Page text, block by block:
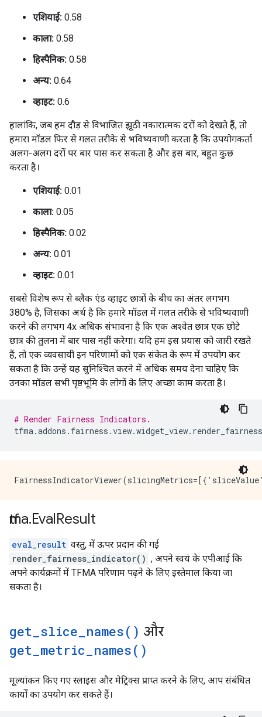
एशियाई: 0.58
काला: 0.58
हिस्पैनिक: 0.58
अन्य: 0.64
व्हाइट: 0.6
हालांकि, जब हम दौड़ से विभाजित झूठी नकारात्मक दरों को देखते हैं, तो
हमारा मॉडल फिर से गलत तरीके से भविष्यवाणी करता है कि उपयोगकर्ता
अलग-अलग दरों पर बार पास कर सकता है और इस बार, बहुत कुछ
करता है।
एशियाई: 0.01
काला: 0.05
हिस्पैनिक: 0.02
अन्य: 0.01
व्हाइट: 0.01
सबसे विशेष रूप से ब्लैक एंड व्हाइट छात्रों के बीच का अंतर लगभग
380% है, जिसका अर्थ है कि हमारे मॉडल में गलत तरीके से भविष्यवाणी
करने की लगभग 4x अधिक संभावना है कि एक अश्वेत छात्र एक छोटे
छात्र की तुलना में बार पास नहीं करेगा। यदि हम इस प्रयास को जारी रखते
हैं, तो एक व्यवसायी इन परिणामों को एक संकेत के रूप में उपयोग कर
सकता है कि उन्हें यह सुनिश्चित करने में अधिक समय देना चाहिए कि
उनका मॉडल सभी पृष्ठभूमि के लोगों के लिए अच्छा काम करता है।
# Render Fairness Indicators.
tfma.addons . fairness .view.widget_view.
tfma.EvalResult
eval_result वस्तु, में ऊपर प्रदान की गई
render_fairness_indicator() , अपने स्वयं के एपीआई कि
अपने कार्यक्रमों में TFMA परिणाम पढ़ने के लिए इस्तेमाल किया जा
सकता है।
get_slice_names( ) और
get_metric_names( )
मूल्यांकन किए गए स्लाइस और मेट्रिक्स प्राप्त करने के लिए, आप संबंधित
कार्यों का उपयोग कर सकते हैं।